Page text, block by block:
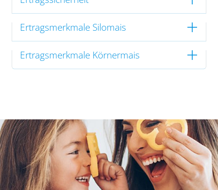
Ertragsmerkmale Silomais
Ertragsmerkmale Körnermais